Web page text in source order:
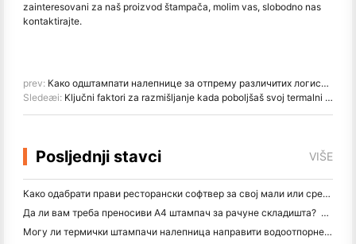
zainteresovani za naš proizvod štampača, molim vas, slobodno nas
kontaktirajte.
prev: Како одштампати налепнице за отпрему различитих логистичких превозника
Sledeæi: Ključni faktori za razmišljanje kada poboljšaš svoj termalni štampar etiketa
Posljednji stavci VIŠE
Како одабрати прави ресторански софтвер за свој мали или средњи ресторан
Да ли вам треба преносиви А4 штампач за рачуне складишта? Шта заправо ради
Могу ли термички штампачи налепница направити водоотпорне налепнице за мале пословне производе?